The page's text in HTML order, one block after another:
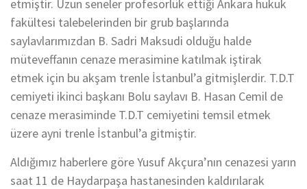
etmiştir. Uzun seneler profesörlük ettiği Ankara hukuk
fakültesi talebelerinden bir grub başlarında
saylavlarımızdan B. Sadri Maksudi olduğu halde
müteveffanın cenaze merasimine katılmak iştirak
etmek için bu akşam trenle İstanbul’a gitmişlerdir. T.D.T
cemiyeti ikinci başkanı Bolu saylavı B. Hasan Cemil de
cenaze merasiminde T.D.T cemiyetini temsil etmek
üzere ayni trenle İstanbul’a gitmiştir.
Aldığımız haberlere göre Yusuf Akçura’nın cenazesi yarın
saat 11 de Haydarpaşa hastanesinden kaldırılarak